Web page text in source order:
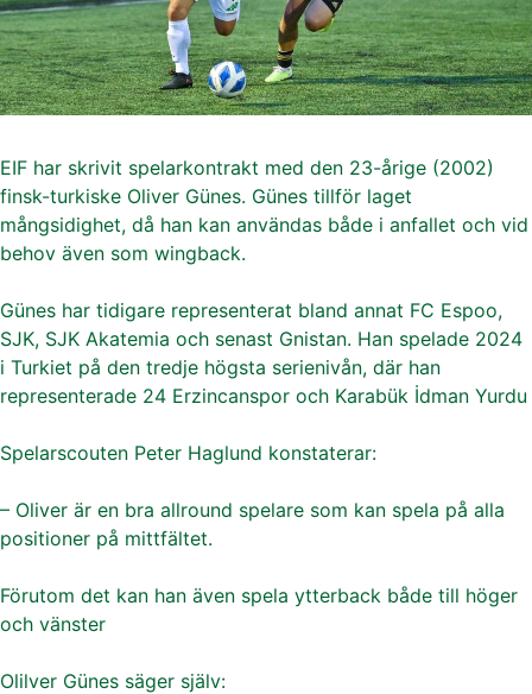
EIF har skrivit spelarkontrakt med den 23-årige (2002)
finsk-turkiske Oliver Günes. Günes tillför laget
mångsidighet, då han kan användas både i anfallet och vid
behov även som wingback.
Günes har tidigare representerat bland annat FC Espoo,
SJK, SJK Akatemia och senast Gnistan. Han spelade 2024
i Turkiet på den tredje högsta serienivån, där han
representerade 24 Erzincanspor och Karabük İdman Yurdu
Spelarscouten Peter Haglund konstaterar:
– Oliver är en bra allround spelare som kan spela på alla
positioner på mittfältet.
Förutom det kan han även spela ytterback både till höger
och vänster
Olilver Günes säger själv: